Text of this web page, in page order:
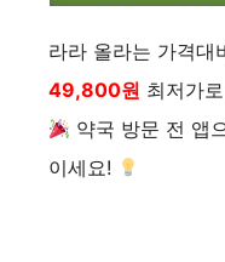
라라 올라는 가격대
49,800원 최저가
약국 방문 전 앱
이세요!